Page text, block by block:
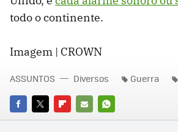
todo o continente.
Imagem | CROWN
FACEBOOK
TWITTERFLIPBOARD
E-
WHATSAPP
ASSUNTOS Diversos Guerra